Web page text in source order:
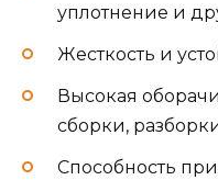
уплотнение и
Жесткость и
Высокая
сборки,
Способность